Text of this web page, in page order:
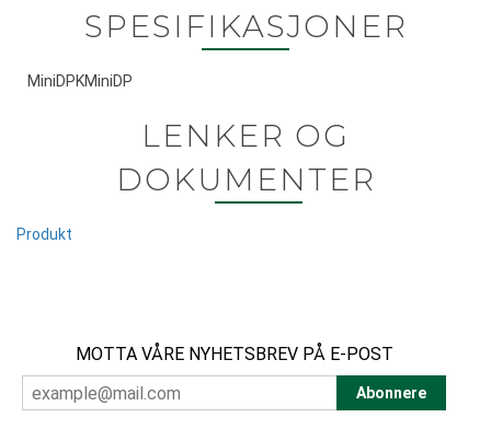
SPESIFIKASJONER
MiniDPKMiniDP
LENKER OG
DOKUMENTER
Produkt
MOTTA VÅRE NYHETSBREV PÅ E-POST